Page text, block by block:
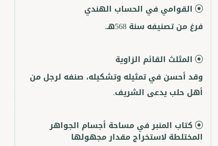
القوامي في الحساب الهندي
فرغ من تصنيفه سنة 568هـ.
المثلث القائم الزاوية
وقد أحسن في تمثيله وتشكيله، صنفه لرجل من
أهل حلب يدعى الشريف.
كتاب المنبر في مساحة أجسام الجواهر
المختلطة لاستخراج مقدار مجهولها